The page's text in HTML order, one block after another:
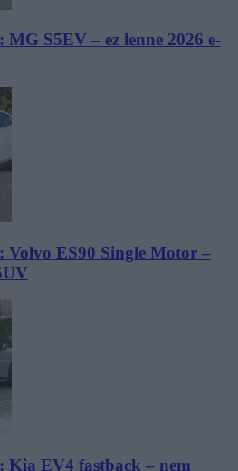
S5EV – ez lenne 2026 e-
Volvo ES90 Single Motor –
Kia EV4 fastback – nem